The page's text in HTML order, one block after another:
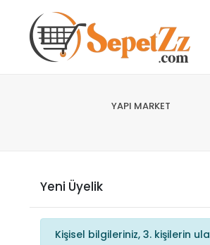
YAPI MARKET
Yeni Üyelik
Kişisel bilgileriniz, 3. kişilerin